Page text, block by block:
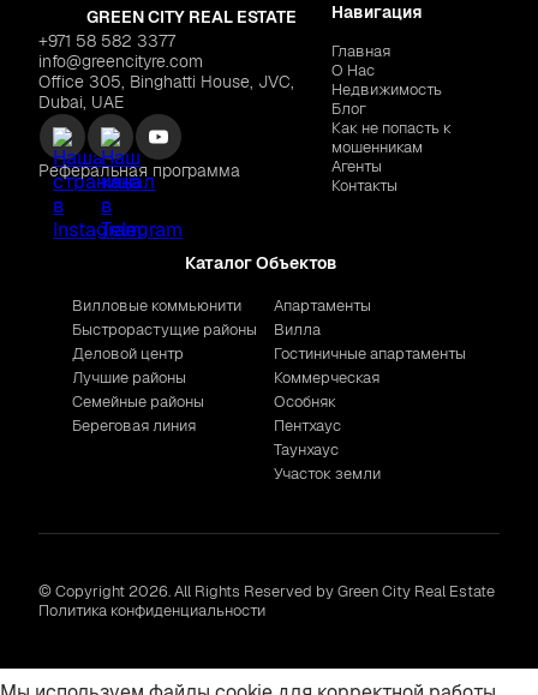
GREEN CITY REAL ESTATE
+971 58 582 3377
info@greencityre.com
Office 305, Binghatti House, JVC,
Dubai, UAE
Реферальная программа
Навигация
Главная
О Нас
Недвижимость
Блог
Как не попасть к
мошенникам
Агенты
Контакты
Каталог Объектов
Вилловые коммьюнити
Быстрорастущие районы
Деловой центр
Лучшие районы
Семейные районы
Береговая линия
Апартаменты
Вилла
Гостиничные апартаменты
Коммерческая
Особняк
Пентхаус
Таунхаус
Участок земли
© Copyright 2026. All Rights Reserved by Green City Real Estate
Политика конфиденциальности